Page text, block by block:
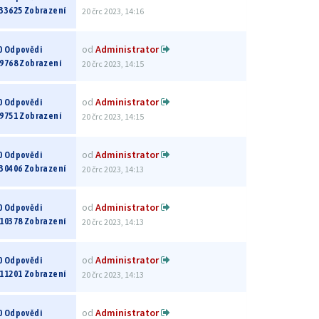
Zobrazení
20 črc 2023, 14:16
Odpovědi
Zobrazení
od Administrator
20 črc 2023, 14:15
Odpovědi
Zobrazení
od Administrator
20 črc 2023, 14:15
Odpovědi
Zobrazení
od Administrator
20 črc 2023, 14:13
Odpovědi
Zobrazení
od Administrator
20 črc 2023, 14:13
Odpovědi
Zobrazení
od Administrator
20 črc 2023, 14:13
Odpovědi od Administrator